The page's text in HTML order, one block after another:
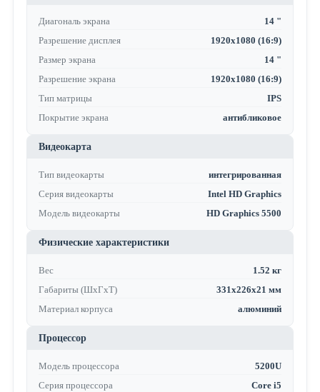
Диагональ экрана
14 "
Разрешение дисплея
1920x1080 (16:9)
Размер экрана
14 "
Разрешение экрана
1920x1080 (16:9)
Тип матрицы
IPS
Покрытие экрана
антибликовое
Видеокарта
Тип видеокарты
интегрированная
Серия видеокарты
Intel HD Graphics
Модель видеокарты
HD Graphics 5500
Физические характеристики
Вес
1.52 кг
Габариты (ШхГхТ)
331x226x21 мм
Материал корпуса
алюминий
Процессор
Модель процессора
5200U
Серия процессора
Core i5